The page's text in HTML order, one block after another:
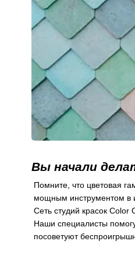
Вы начали
Помните, что цветовая
мощным инструментом в
Сеть студий красок
Наши специалисты
посоветуют